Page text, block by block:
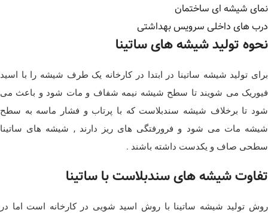
نمای شیشه ای ساختمان
درب های داخلی سرویس بهداشتی
نحوه تولید شیشه های ساتینا
برای تولید شیشه ساتینا در ابتدا در کارخانه یک طرف شیشه را با اسید
فیوریک می شویند تا سطح شیشه نیمه شفاف و مات شود و باعث می
شود تا برخلاف شیشه سندبلاست که با پرتاب و فشار ماسه به سطح
شیشه مات می شود و فرورفتگی های ریز دارند , شیشه های ساتینا
سطحی صاف و یکدست داشته باشند .
تفاوت شیشه های سندبلاست با ساتینا
روش تولید شیشه ساتینا با روش اسید شویی در کارخانه است اما در